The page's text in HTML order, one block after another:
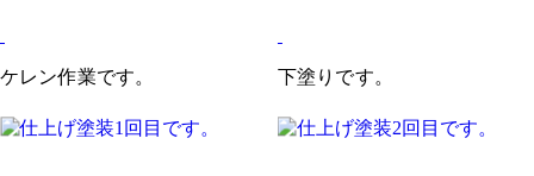
ケレン作業です。 下塗りです。